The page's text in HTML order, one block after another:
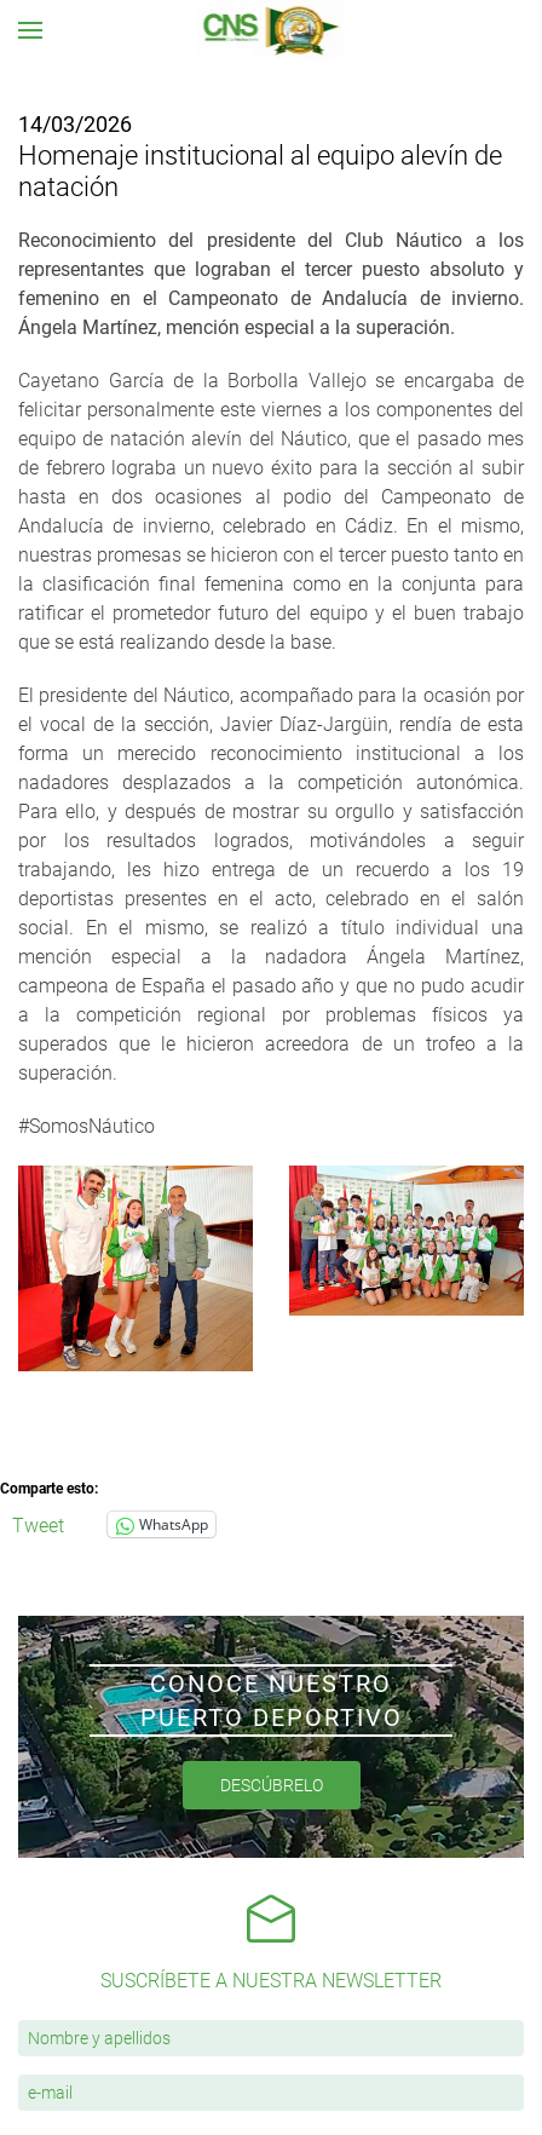
14/03/2026
Homenaje institucional al equipo alevín de
natación
Reconocimiento del presidente del Club Náutico a los
representantes que lograban el tercer puesto absoluto y
femenino en el Campeonato de Andalucía de invierno.
Ángela Martínez, mención especial a la superación.
Cayetano García de la Borbolla Vallejo se encargaba de
felicitar personalmente este viernes a los componentes del
equipo de natación alevín del Náutico, que el pasado mes
de febrero lograba un nuevo éxito para la sección al subir
hasta en dos ocasiones al podio del Campeonato de
Andalucía de invierno, celebrado en Cádiz. En el mismo,
nuestras promesas se hicieron con el tercer puesto tanto en
la clasificación final femenina como en la conjunta para
ratificar el prometedor futuro del equipo y el buen trabajo
que se está realizando desde la base.
El presidente del Náutico, acompañado para la ocasión por
el vocal de la sección, Javier Díaz-Jargüin, rendía de esta
forma un merecido reconocimiento institucional a los
nadadores desplazados a la competición autonómica.
Para ello, y después de mostrar su orgullo y satisfacción
por los resultados logrados, motivándoles a seguir
trabajando, les hizo entrega de un recuerdo a los 19
deportistas presentes en el acto, celebrado en el salón
social. En el mismo, se realizó a título individual una
mención especial a la nadadora Ángela Martínez,
campeona de España el pasado año y que no pudo acudir
a la competición regional por problemas físicos ya
superados que le hicieron acreedora de un trofeo a la
superación.
#SomosNáutico
Comparte esto:
Tweet WhatsApp
CONOCE NUESTRO
PUERTO DEPORTIVO
DESCÚBRELO
SUSCRÍBETE A NUESTRA NEWSLETTER